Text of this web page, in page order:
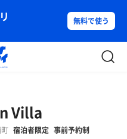
無料で使う
Villa
宿泊者限定 事前予約制
β